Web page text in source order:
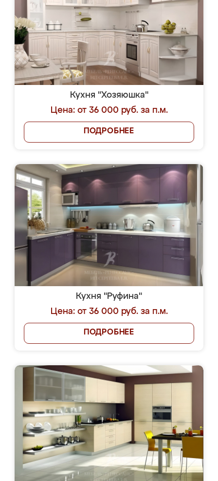
Кухня "Хозяюшка"
Цена: от 36 000 руб. за п.м.
ПОДРОБНЕЕ
Кухня "Руфина"
Цена: от 36 000 руб. за п.м.
ПОДРОБНЕЕ